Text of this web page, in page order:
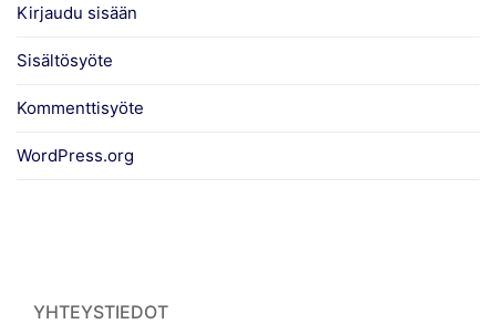
Kirjaudu sisään
Sisältösyöte
Kommenttisyöte
WordPress.org
YHTEYSTIEDOT